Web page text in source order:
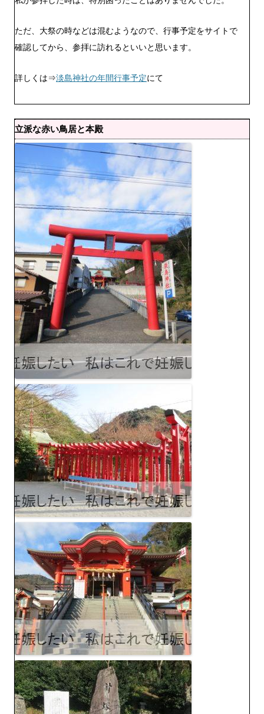
ただ、大祭の時などは混むようなので、行事予定をサイトで
確認してから、参拝に訪れるといいと思います。
詳しくは⇒淡島神社の年間行事予定にて
立派な赤い鳥居と本殿